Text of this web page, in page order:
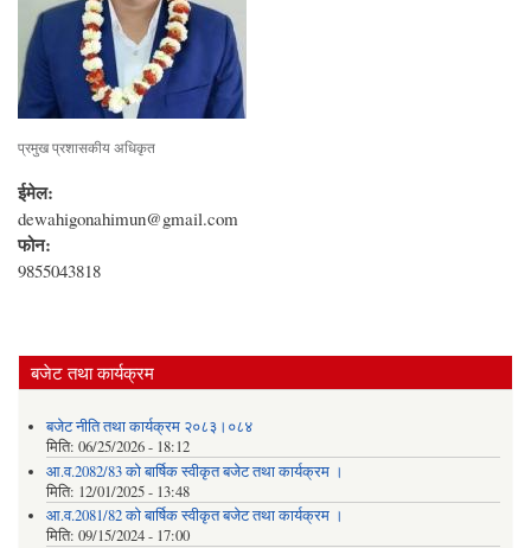
प्रमुख प्रशासकीय अधिकृत
ईमेल:
dewahigonahimun@gmail.com
फोन:
9855043818
बजेट तथा कार्यक्रम
बजेट नीति तथा कार्यक्रम २०८३।०८४
मिति: 06/25/2026 - 18:12
आ.व.2082/83 को बार्षिक स्वीकृत बजेट तथा कार्यक्रम ।
मिति: 12/01/2025 - 13:48
आ.व.2081/82 को बार्षिक स्वीकृत बजेट तथा कार्यक्रम ।
मिति: 09/15/2024 - 17:00